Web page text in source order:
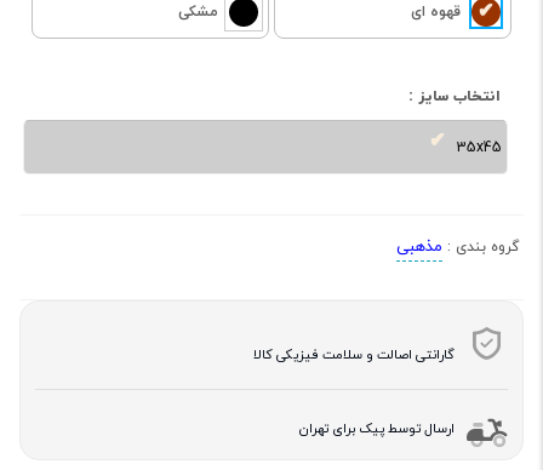
قهوه ای مشکی
انتخاب سایز :
35x45
گروه بندی : مذهبی
گارانتی اصالت و سلامت فیزیکی کالا
ارسال توسط پیک برای تهران